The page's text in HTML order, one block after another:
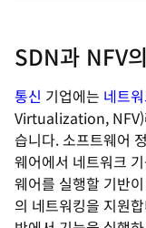
SDN과 NFV
통신 기업에는 네트
Virtualization, NFV)
습니다. 소프트웨어
웨어에서 네트워크
웨어를 실행할 기반
의 네트워킹을 지원